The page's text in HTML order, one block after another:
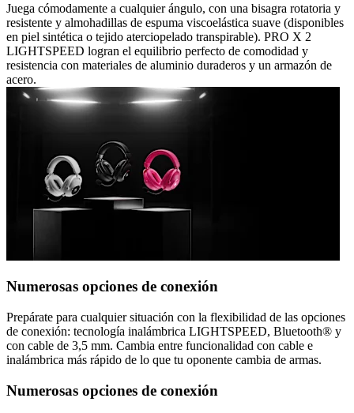
Juega cómodamente a cualquier ángulo, con una bisagra rotatoria y
resistente y almohadillas de espuma viscoelástica suave (disponibles
en piel sintética o tejido aterciopelado transpirable). PRO X 2
LIGHTSPEED logran el equilibrio perfecto de comodidad y
resistencia con materiales de aluminio duraderos y un armazón de
acero.
Numerosas opciones de conexión
Prepárate para cualquier situación con la flexibilidad de las opciones
de conexión: tecnología inalámbrica LIGHTSPEED, Bluetooth® y
con cable de 3,5 mm. Cambia entre funcionalidad con cable e
inalámbrica más rápido de lo que tu oponente cambia de armas.
Numerosas opciones de conexión